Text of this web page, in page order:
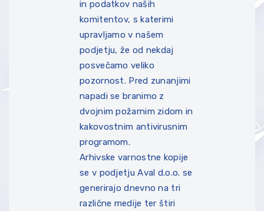
in podatkov naših
komitentov, s katerimi
upravljamo v našem
podjetju, že od nekdaj
posvečamo veliko
pozornost. Pred zunanjimi
napadi se branimo z
dvojnim požarnim zidom in
kakovostnim antivirusnim
programom.
Arhivske varnostne kopije
se v podjetju Aval d.o.o. se
generirajo dnevno na tri
različne medije ter štiri